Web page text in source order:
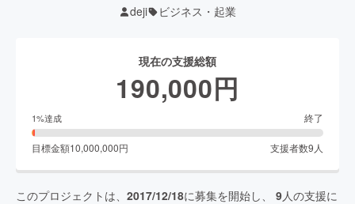
deji ビジネス・起業
現在の支援総額
190,000円
1%達成 終了
目標金額10,000,000円 支援者数9 人
このプロジェクトは、 2017/12/18に募集を開始し、 9人の支援に